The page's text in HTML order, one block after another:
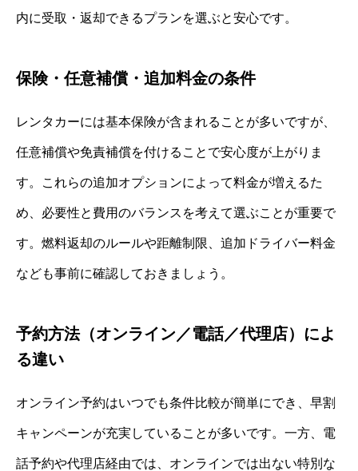
内に受取・返却できるプランを選ぶと安心です。
保険・任意補償・追加料金の条件
レンタカーには基本保険が含まれることが多いですが、
任意補償や免責補償を付けることで安心度が上がりま
す。これらの追加オプションによって料金が増えるた
め、必要性と費用のバランスを考えて選ぶことが重要で
す。燃料返却のルールや距離制限、追加ドライバー料金
なども事前に確認しておきましょう。
予約方法（オンライン／電話／代理店）によ
る違い
オンライン予約はいつでも条件比較が簡単にでき、早割
キャンペーンが充実していることが多いです。一方、電
話予約や代理店経由では、オンラインでは出ない特別な